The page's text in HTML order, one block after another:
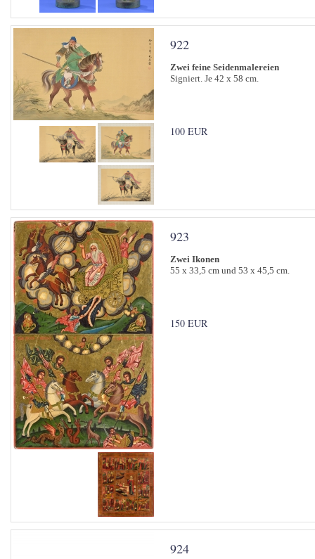
922
Zwei feine Seidenmalereien
Signiert. Je 42 x 58 cm.
100 EUR
923
Zwei Ikonen
55 x 33,5 cm und 53 x 45,5 cm.
150 EUR
924